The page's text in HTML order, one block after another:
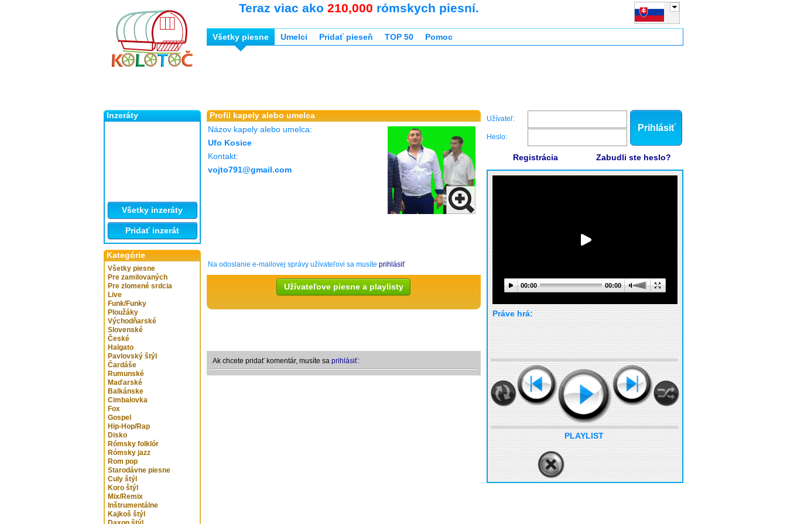
Inzeráty
Všetky inzeráty
Pridať inzerát
Kategórie
Všetky piesne
Pre zamilovaných
Pre zlomené srdcia
Live
Funk/Funky
Ploužáky
Východňarské
Slovenské
České
Halgato
Pavlovský štýl
Čardáše
Rumunské
Maďarské
Balkánske
Cimbalovka
Fox
Gospel
Hip-Hop/Rap
Disko
Rómsky folklór
Rómsky jazz
Rom pop
Starodávne piesne
Culy štýl
Koro štýl
Mix/Remix
Inštrumentálne
Kajkoš štýl
Teraz viac ako 210,000 rómskych piesní.
Všetky piesne Umelci Pridať pieseň TOP 50 Pomoc
Profil kapely alebo umelca
Názov kapely alebo umelca:
Ufo Kosice
Kontakt:
vojto791@gmail.com
Na odoslanie e-mailovej správy užívateľovi sa musíte prihlásiť
Užívateľove piesne a playlisty
Ak chcete pridať komentár, musíte sa prihlásiť:
Užívateľ:
Heslo:
Prihlásiť
Registrácia Zabudli ste heslo?
00:00 00:00
Práve hrá:
PLAYLIST